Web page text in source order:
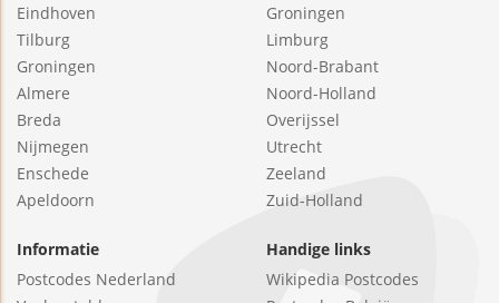
Eindhoven
Tilburg
Groningen
Almere
Breda
Nijmegen
Enschede
Apeldoorn
Groningen
Limburg
Noord-Brabant
Noord-Holland
Overijssel
Utrecht
Zeeland
Zuid-Holland
Informatie
Postcodes Nederland
Handige links
Wikipedia Postcodes